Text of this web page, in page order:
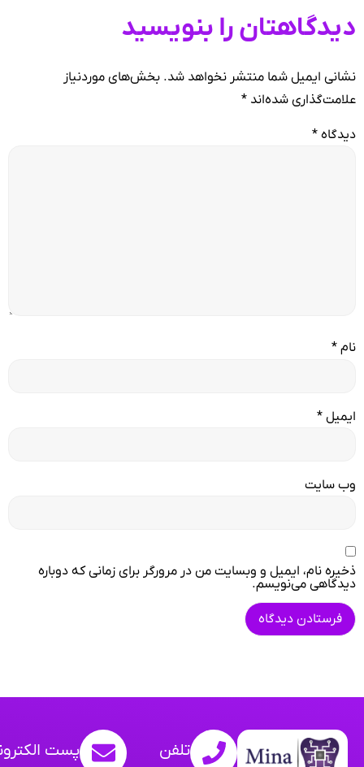
دیدگاهتان را بنویسید
نشانی ایمیل شما منتشر نخواهد شد. بخش‌های موردنیاز
علامت‌گذاری شده‌اند *
دیدگاه *
نام *
ایمیل *
وب‌ سایت
ذخیره نام، ایمیل و وبسایت من در مرورگر برای زمانی که دوباره
دیدگاهی می‌نویسم.
تلفن
پست